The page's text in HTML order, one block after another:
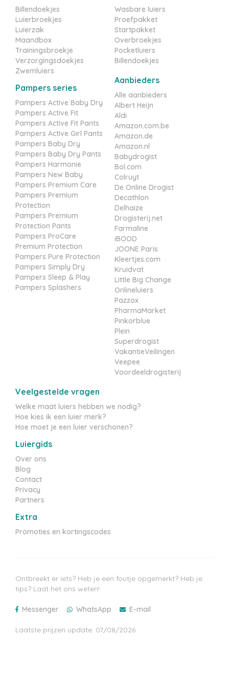
Billendoekjes
Luierbroekjes
Luierzak
Maandbox
Trainingsbroekje
Verzorgingsdoekjes
Zwemluiers
Pampers series
Pampers Active Baby Dry
Pampers Active Fit
Pampers Active Fit Pants
Pampers Active Girl Pants
Pampers Baby Dry
Pampers Baby Dry Pants
Pampers Harmonie
Pampers New Baby
Pampers Premium Care
Pampers Premium
Protection
Pampers Premium
Protection Pants
Pampers ProCare
Premium Protection
Pampers Pure Protection
Pampers Simply Dry
Pampers Sleep & Play
Pampers Splashers
Wasbare luiers
Proefpakket
Startpakket
Overbroekjes
Pocketluiers
Billendoekjes
Aanbieders
Alle aanbieders
Albert Heijn
Aldi
Amazon.com.be
Amazon.de
Amazon.nl
Babydrogist
Bol.com
Colruyt
De Online Drogist
Decathlon
Delhaize
Drogisterij.net
Farmaline
iBOOD
JOONE Paris
Kleertjes.com
Kruidvat
Little Big Change
Onlineluiers
Pazzox
PharmaMarket
Pinkorblue
Plein
Superdrogist
VakantieVeilingen
Veepee
Voordeeldrogisterij
Veelgestelde vragen
Welke maat luiers hebben we nodig?
Hoe kies ik een luier merk?
Hoe moet je een luier verschonen?
Luiergids
Over ons
Blog
Contact
Privacy
Partners
Extra
Promoties en kortingscodes
Ontbreekt er iets? Heb je een foutje opgemerkt? Heb je
tips? Laat het ons weten!
Messenger WhatsApp E-mail
Laatste prijzen update: 07/08/2026